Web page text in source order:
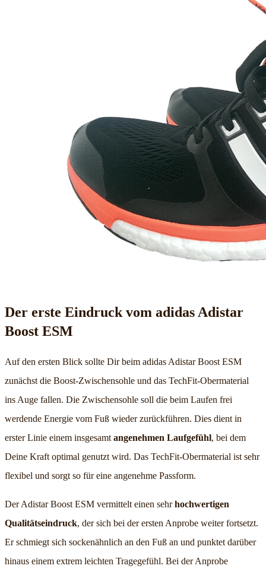
Der erste Eindruck vom adidas Adistar
Boost ESM
Auf den ersten Blick sollte Dir beim adidas Adistar Boost ESM
zunächst die Boost-Zwischensohle und das TechFit-Obermaterial
ins Auge fallen. Die Zwischensohle soll die beim Laufen frei
werdende Energie vom Fuß wieder zurückführen. Dies dient in
erster Linie einem insgesamt angenehmen Laufgefühl, bei dem
Deine Kraft optimal genutzt wird. Das TechFit-Obermaterial ist sehr
flexibel und sorgt so für eine angenehme Passform.
Der Adistar Boost ESM vermittelt einen sehrhochwertigen
Qualitätseindruck, der sich bei der ersten Anprobe weiter fortsetzt.
Er schmiegt sich sockenähnlich an den Fuß an und punktet darüber
hinaus einem extrem leichten Tragegefühl. Bei der Anprobe